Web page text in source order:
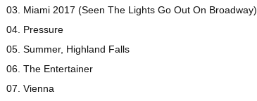
03. Miami 2017 (Seen The Lights Go Out On Broadway)
04. Pressure
05. Summer, Highland Falls
06. The Entertainer
07. Vienna